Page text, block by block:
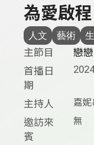
為愛啟程
人文 藝術
主節目
戀
首播日
期
主持人 嘉妮
邀訪來
賓
無